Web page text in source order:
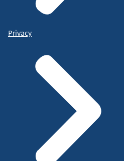
Privacy